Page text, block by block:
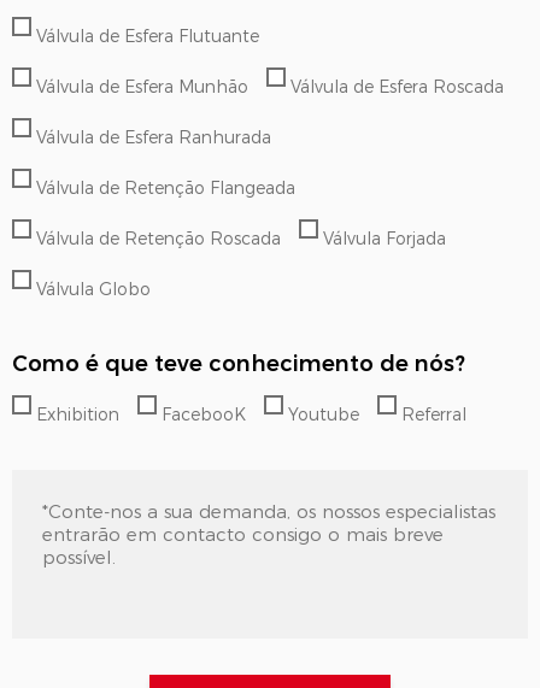
Válvula de Esfera Flutuante
Válvula de Esfera Munhão Válvula de Esfera Roscada
Válvula de Esfera Ranhurada
Válvula de Retenção Flangeada
Válvula de Retenção Roscada Válvula Forjada
Válvula Globo
Como é que teve conhecimento de nós?
Exhibition FacebooK Youtube Referral